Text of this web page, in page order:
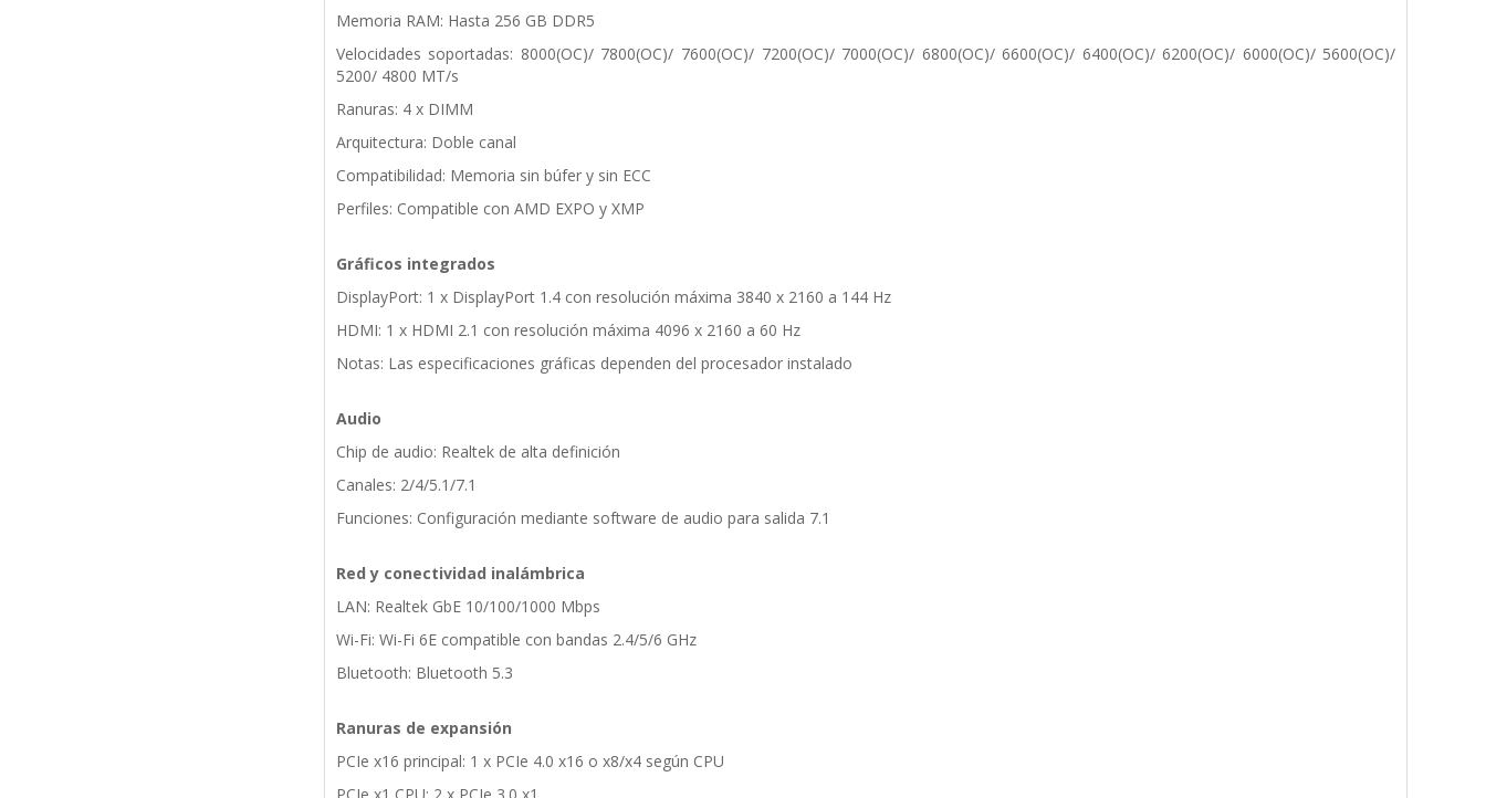
Memoria RAM: Hasta 256 GB DDR5
Velocidades soportadas: 8000(OC)/ 7800(OC)/ 7600(OC)/ 7200(OC)/ 7000(OC)/ 6800(OC)/ 6600(OC)/ 6400(OC)/ 6200(OC)/ 6000(OC)/ 5600(OC)/
5200/ 4800 MT/s
Ranuras: 4 x DIMM
Arquitectura: Doble canal
Compatibilidad: Memoria sin búfer y sin ECC
Perfiles: Compatible con AMD EXPO y XMP
Gráficos integrados
DisplayPort: 1 x DisplayPort 1.4 con resolución máxima 3840 x 2160 a 144 Hz
HDMI: 1 x HDMI 2.1 con resolución máxima 4096 x 2160 a 60 Hz
Notas: Las especificaciones gráficas dependen del procesador instalado
Audio
Chip de audio: Realtek de alta definición
Canales: 2/4/5.1/7.1
Funciones: Configuración mediante software de audio para salida 7.1
Red y conectividad inalámbrica
LAN: Realtek GbE 10/100/1000 Mbps
Wi-Fi: Wi-Fi 6E compatible con bandas 2.4/5/6 GHz
Bluetooth: Bluetooth 5.3
Ranuras de expansión
PCIe x16 principal: 1 x PCIe 4.0 x16 o x8/x4 según CPU